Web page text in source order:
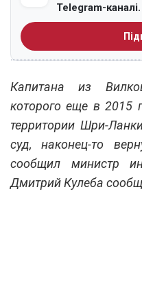
Telegram-каналі.
Капитана из
которого еще в 2015
территории Шри-
суд, наконец-то
сообщил министр
Дмитрий Кулеба